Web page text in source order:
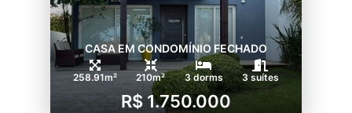
CASA EM CONDOMÍNIO FECHADO
258.91m² 210m² 3 dorms 3 suítes
R$ 1.750.000